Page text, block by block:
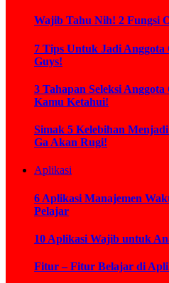
Wajib Tahu Nih! 2 Fungsi
7 Tips Untuk Jadi Anggota
Guys!
3 Tahapan Seleksi
Kamu Ketahui!
Simak 5 Kelebihan
Ga Akan Rugi!
Aplikasi
6 Aplikasi Manajemen
Pelajar
10 Aplikasi Wajib untuk
Fitur – Fitur Belajar di